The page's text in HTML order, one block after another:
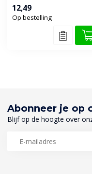
eis...
12,49
Op bestelling
Abonneer je op
Blijf op de hoogte over